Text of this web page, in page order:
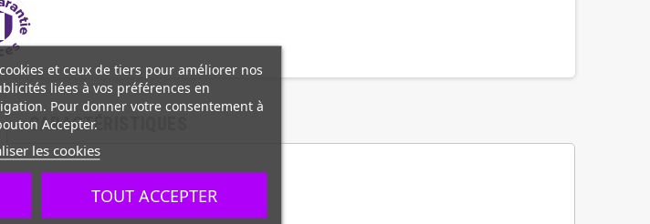
CARACTÉRISTIQUES
et ceux de tiers pour améliorer nos
liées à vos préférences en
Pour donner votre consentement à
Accepter.
les cookies
TOUT ACCEPTER